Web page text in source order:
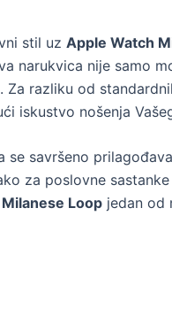
stil uz Apple Watch
narukvica nije samo
Za razliku od
iskustvo nošenja
se savršeno
za poslovne
Milanese Loop jedan od